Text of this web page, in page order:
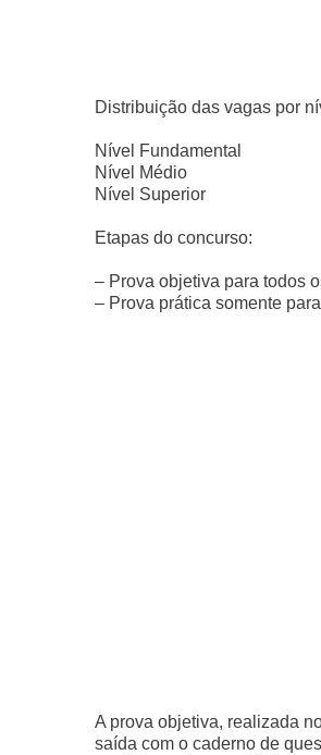
Distribuição das vagas por
Nível Fundamental
Nível Médio
Nível Superior
Etapas do concurso:
– Prova objetiva para todos
– Prova prática somente
A prova objetiva, realizada
saída com o caderno de